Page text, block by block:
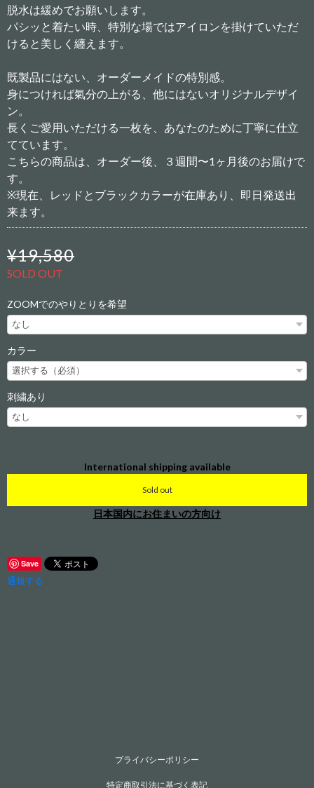
脱水は緩めでお願いします。
パシッと着たい時、特別な場ではアイロンを掛けていただ
けると美しく纏えます。
既製品にはない、オーダーメイドの特別感。
身につければ氣分の上がる、他にはないオリジナルデザイ
ン。
長くご愛用いただける一枚を、あなたのために丁寧に仕立
てています。
こちらの商品は、オーダー後、３週間〜1ヶ月後のお届けで
す。
※現在、レッドとブラックカラーが在庫あり、即日発送出
来ます。
¥19,580
SOLD OUT
ZOOMでのやりとりを希望
カラー
刺繍あり
International shipping available
Sold out
日本国内にお住まいの方向け
Save
通報する
プライバシーポリシー
特定商取引法に基づく表記